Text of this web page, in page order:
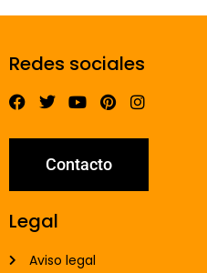
Redes sociales
Contacto
Legal
Aviso legal